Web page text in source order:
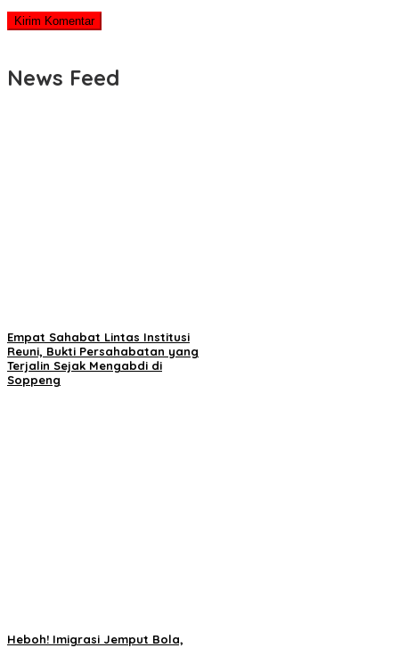
News Feed
Empat Sahabat Lintas Institusi
Reuni, Bukti Persahabatan yang
Terjalin Sejak Mengabdi di
Soppeng
Heboh! Imigrasi Jemput Bola,